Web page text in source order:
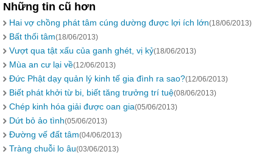
Những tin cũ hơn
Hai vợ chồng phát tâm cúng dường được lợi ích lớn(18/06/2013)
Bất thối tâm(18/06/2013)
Vượt qua tật xấu của ganh ghét, vị kỷ(18/06/2013)
Mùa an cư lại về(12/06/2013)
Đức Phật dạy quản lý kinh tế gia đình ra sao?(12/06/2013)
Biết phát khởi từ bi, biết tăng trưởng trí tuệ(08/06/2013)
Chép kinh hóa giải được oan gia(05/06/2013)
Dứt bỏ ảo tình(05/06/2013)
Đường vế đất tâm(04/06/2013)
Tràng chuỗi lo âu(03/06/2013)